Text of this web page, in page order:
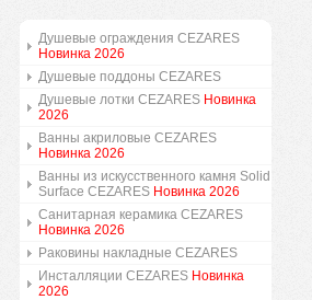
Душевые ограждения CEZARES
Новинка 2026
Душевые поддоны CEZARES
Душевые лотки CEZARES Новинка
2026
Ванны акриловые CEZARES
Новинка 2026
Ванны из искусственного камня Solid
Surface CEZARES Новинка 2026
Санитарная керамика CEZARES
Новинка 2026
Раковины накладные CEZARES
Инсталляции CEZARES Новинка
2026